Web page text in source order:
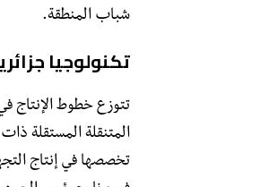
شباب المنطقة.
تكنولوجيا
​تتوزع خطوط الإنتاج
المتنقلة المستقلة
تخصصها في إنتاج